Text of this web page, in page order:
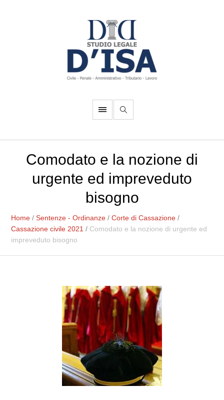
Comodato e la nozione di
urgente ed impreveduto
bisogno
Home /Sentenze - Ordinanze /Corte di Cassazione /
Cassazione civile 2021 / Comodato e la nozione di urgente ed
impreveduto bisogno